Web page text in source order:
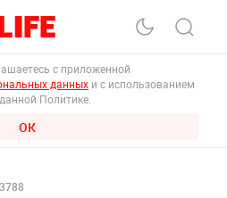
с приложенной
данных и с использованием
Политике.
ОК
3788